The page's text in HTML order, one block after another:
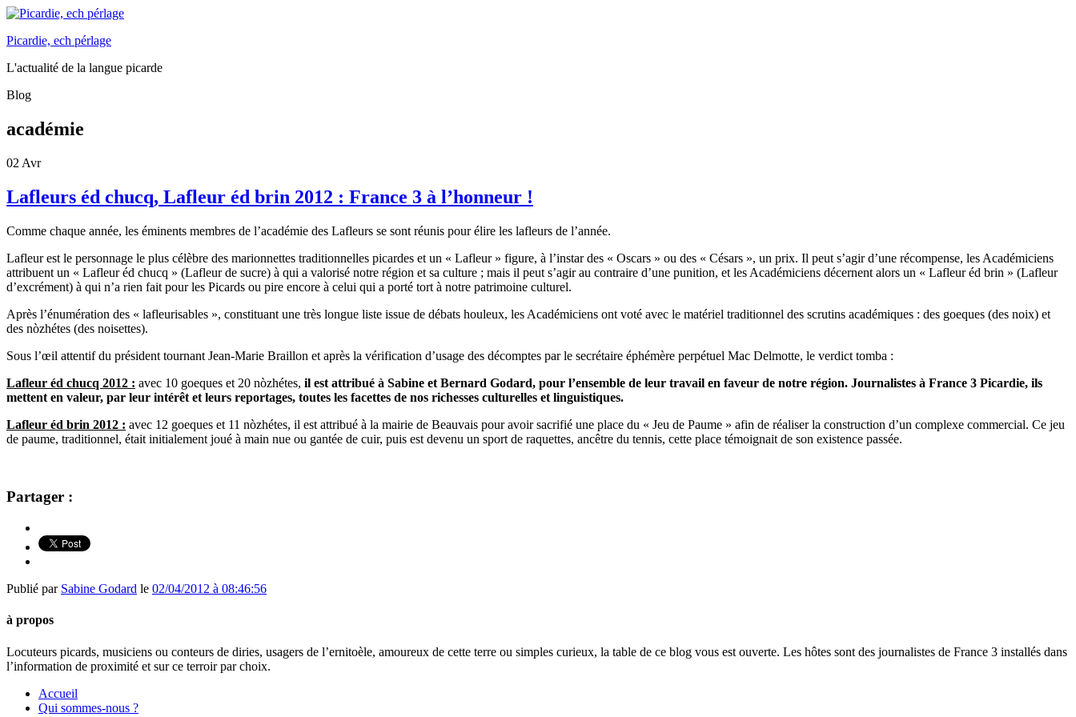
Picardie, ech pérlage
L'actualité de la langue picarde
Blog
académie
02 Avr
Lafleurs éd chucq, Lafleur éd brin 2012 : France 3 à l’honneur !
Comme chaque année, les éminents membres de l’académie des Lafleurs se sont réunis pour élire les lafleurs de l’année.
Lafleur est le personnage le plus célèbre des marionnettes traditionnelles picardes et un « Lafleur » figure, à l’instar des « Oscars » ou des « Césars », un prix. Il peut s’agir d’une récompense, les Académiciens
attribuent un « Lafleur éd chucq » (Lafleur de sucre) à qui a valorisé notre région et sa culture ; mais il peut s’agir au contraire d’une punition, et les Académiciens décernent alors un « Lafleur éd brin » (Lafleur
d’excrément) à qui n’a rien fait pour les Picards ou pire encore à celui qui a porté tort à notre patrimoine culturel.
Après l’énumération des « lafleurisables », constituant une très longue liste issue de débats houleux, les Académiciens ont voté avec le matériel traditionnel des scrutins académiques : des goeques (des noix) et
des nòzhétes (des noisettes).
Sous l’œil attentif du président tournant Jean-Marie Braillon et après la vérification d’usage des décomptes par le secrétaire éphémère perpétuel Mac Delmotte, le verdict tomba :
Lafleur éd chucq 2012 : avec 10 goeques et 20 nòzhétes, il est attribué à Sabine et Bernard Godard, pour l’ensemble de leur travail en faveur de notre région. Journalistes à France 3 Picardie, ils
mettent en valeur, par leur intérêt et leurs reportages, toutes les facettes de nos richesses culturelles et linguistiques.
Lafleur éd brin 2012 : avec 12 goeques et 11 nòzhétes, il est attribué à la mairie de Beauvais pour avoir sacrifié une place du « Jeu de Paume » afin de réaliser la construction d’un complexe commercial. Ce jeu
de paume, traditionnel, était initialement joué à main nue ou gantée de cuir, puis est devenu un sport de raquettes, ancêtre du tennis, cette place témoignait de son existence passée.
Partager :
Publié par Sabine Godard le 02/04/2012 à 08:46:56
à propos
Locuteurs picards, musiciens ou conteurs de diries, usagers de l’ernitoèle, amoureux de cette terre ou simples curieux, la table de ce blog vous est ouverte. Les hôtes sont des journalistes de France 3 installés dans
l’information de proximité et sur ce terroir par choix.
Accueil
Qui sommes-nous ?